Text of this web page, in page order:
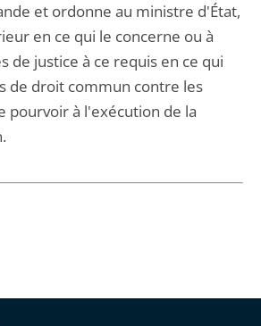
et ordonne au ministre d'État,
en ce qui le concerne ou à
de justice à ce requis en ce qui
de droit commun contre les
pourvoir à l'exécution de la